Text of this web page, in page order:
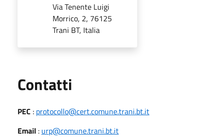
Via Tenente Luigi
Morrico, 2, 76125
Trani BT, Italia
Contatti
PEC : protocollo@cert.comune.trani.bt.it
Email : urp@comune.trani.bt.it